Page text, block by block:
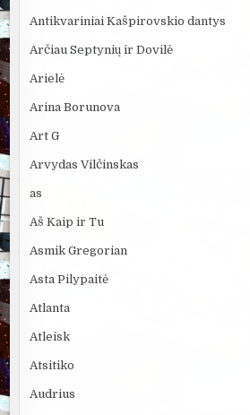
Antikvariniai Kašpirovskio dantys
Arčiau Septynių ir Dovilė
Arielė
Arina Borunova
Art G
Arvydas Vilčinskas
as
Aš Kaip ir Tu
Asmik Gregorian
Asta Pilypaitė
Atlanta
Atleisk
Atsitiko
Audrius